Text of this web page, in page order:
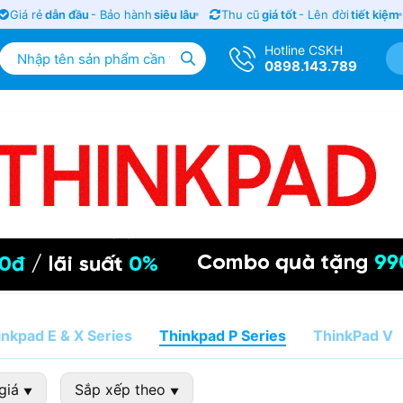
Giá rẻdẫn đầu- Bảo hành siêu lâu Thu cũgiá tốt- Lên đờitiết kiệm
Hotline CSKH
0898.143.789
E & X Series Thinkpad P Series ThinkPad V
▼ Sắp xếp theo ▼